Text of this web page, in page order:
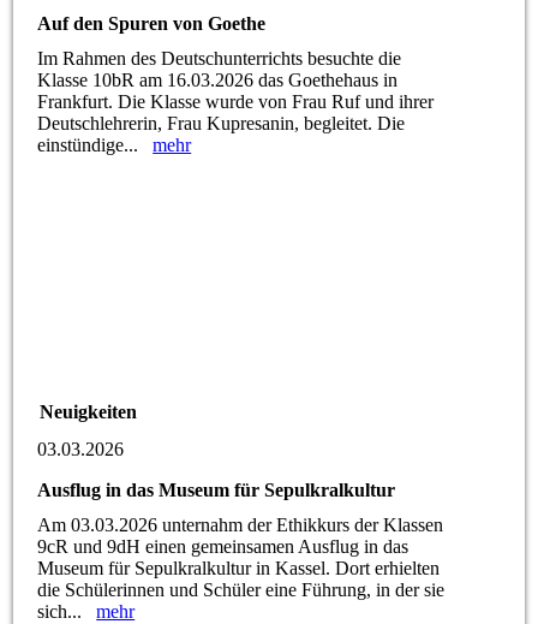
Auf den Spuren von Goethe
Im Rahmen des Deutschunterrichts besuchte die
Klasse 10bR am 16.03.2026 das Goethehaus in
Frankfurt. Die Klasse wurde von Frau Ruf und ihrer
Deutschlehrerin, Frau Kupresanin, begleitet. Die
einstündige...mehr
Neuigkeiten
03.03.2026
Ausflug in das Museum für Sepulkralkultur
Am 03.03.2026 unternahm der Ethikkurs der Klassen
9cR und 9dH einen gemeinsamen Ausflug in das
Museum für Sepulkralkultur in Kassel. Dort erhielten
die Schülerinnen und Schüler eine Führung, in der sie
sich...mehr